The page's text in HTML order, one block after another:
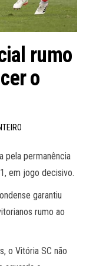
rumo
o
pela permanência
em jogo decisivo.
garantiu
rumo ao
o Vitória SC não